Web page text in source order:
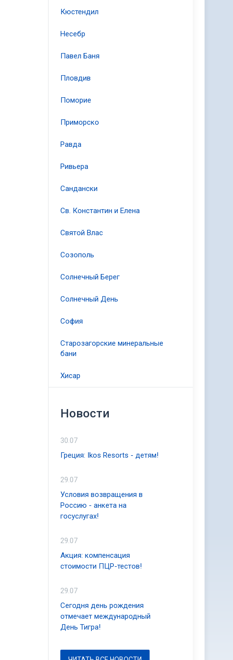
Кюстендил
Несебр
Павел Баня
Пловдив
Поморие
Приморско
Равда
Ривьера
Сандански
Св. Константин и Елена
Святой Влас
Созополь
Солнечный Берег
Солнечный День
София
Старозагорские минеральные
бани
Хисар
Новости
30.07
Греция: Ikos Resorts - детям!
29.07
Условия возвращения в
Россию - анкета на
госуслугах!
29.07
Акция: компенсация
стоимости ПЦР-тестов!
29.07
Сегодня день рождения
отмечает международный
День Тигра!